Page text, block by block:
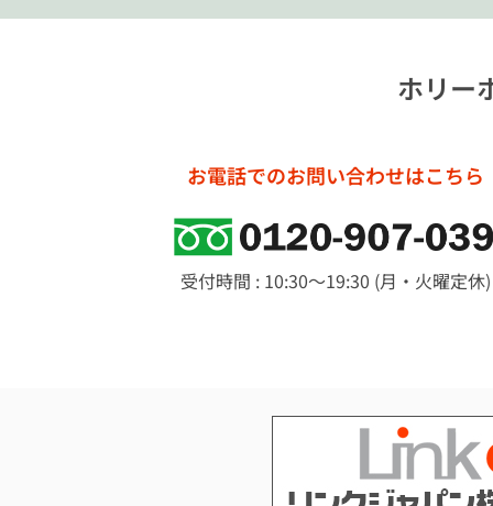
ホリー
お電話でのお問い合わせはこちら
受付時間 : 10:30～19:30 (月・火曜定休)